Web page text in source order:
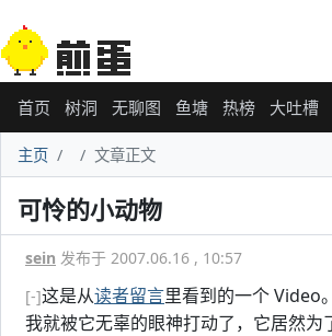
首页 树洞 无聊图 鱼塘 热榜 大吐槽
主页 文章正文
可怜的小动物
sein 发布于 2007.06.16 , 10:57
[-]这是从读者留言里看到的一个 Video
我就被它无辜的眼神打动了，它居然为